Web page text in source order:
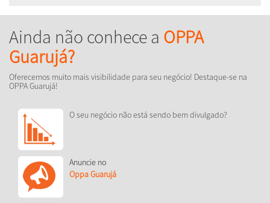
Ainda não conhece a OPPA
Guarujá?
Oferecemos muito mais visibilidade para seu negócio! Destaque-se na
OPPA Guarujá!
O seu negócio não está sendo bem divulgado?
Anuncie no
Oppa Guarujá